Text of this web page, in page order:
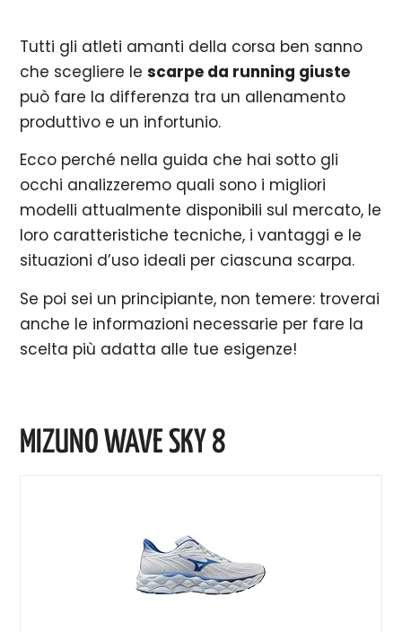
Tutti gli atleti amanti della corsa ben sanno
che scegliere lescarpe da running giuste
può fare la differenza tra un allenamento
produttivo e un infortunio.
Ecco perché nella guida che hai sotto gli
occhi analizzeremo quali sono i migliori
modelli attualmente disponibili sul mercato, le
loro caratteristiche tecniche, i vantaggi e le
situazioni d’uso ideali per ciascuna scarpa.
Se poi sei un principiante, non temere: troverai
anche le informazioni necessarie per fare la
scelta più adatta alle tue esigenze!
MIZUNO WAVE SKY 8